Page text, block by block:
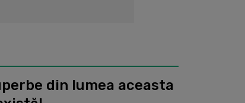
din lumea aceasta